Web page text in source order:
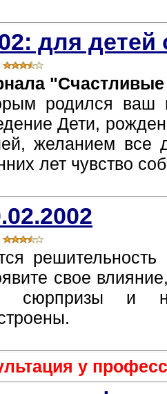
для детей
родился
Дети,
желанием все
лет чувство
свое
сюрпризы и
у